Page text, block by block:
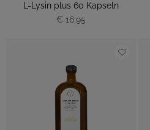
L-Lysin plus 60 Kapseln
€ 16,95